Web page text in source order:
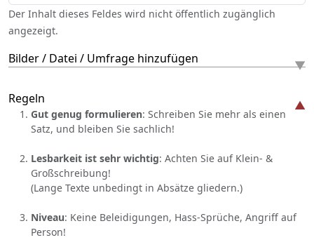
Der Inhalt dieses Feldes wird nicht öffentlich zugänglich
angezeigt.
Bilder / Datei / Umfrage hinzufügen
Regeln
Gut genug formulieren: Schreiben Sie mehr als einen
Satz, und bleiben Sie sachlich!
Lesbarkeit ist sehr wichtig: Achten Sie auf Klein- &
Großschreibung!
(Lange Texte unbedingt in Absätze gliedern.)
Niveau: Keine Beleidigungen, Hass-Sprüche, Angriff auf
Person!